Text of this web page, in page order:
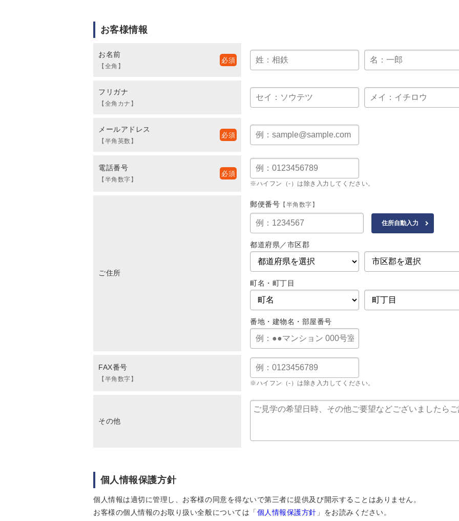
お客様情報
お名前
【全角】
フリガナ
【全角カナ】
メールアドレス
【半角英数】
電話番号
【半角数字】
※ハイフン（-）は除き入力してください。
ご住所
郵便番号 【半角数字】
都道府県／市区郡
町名・町丁目
番地・建物名・部屋番号
FAX番号
【半角数字】
※ハイフン（-）は除き入力してください。
その他
個人情報保護方針
個人情報は適切に管理し、お客様の同意を得ないで第三者に提供及び開示することはありません。
お客様の個人情報のお取り扱い全般については「個人情報保護方針 」をお読みください。